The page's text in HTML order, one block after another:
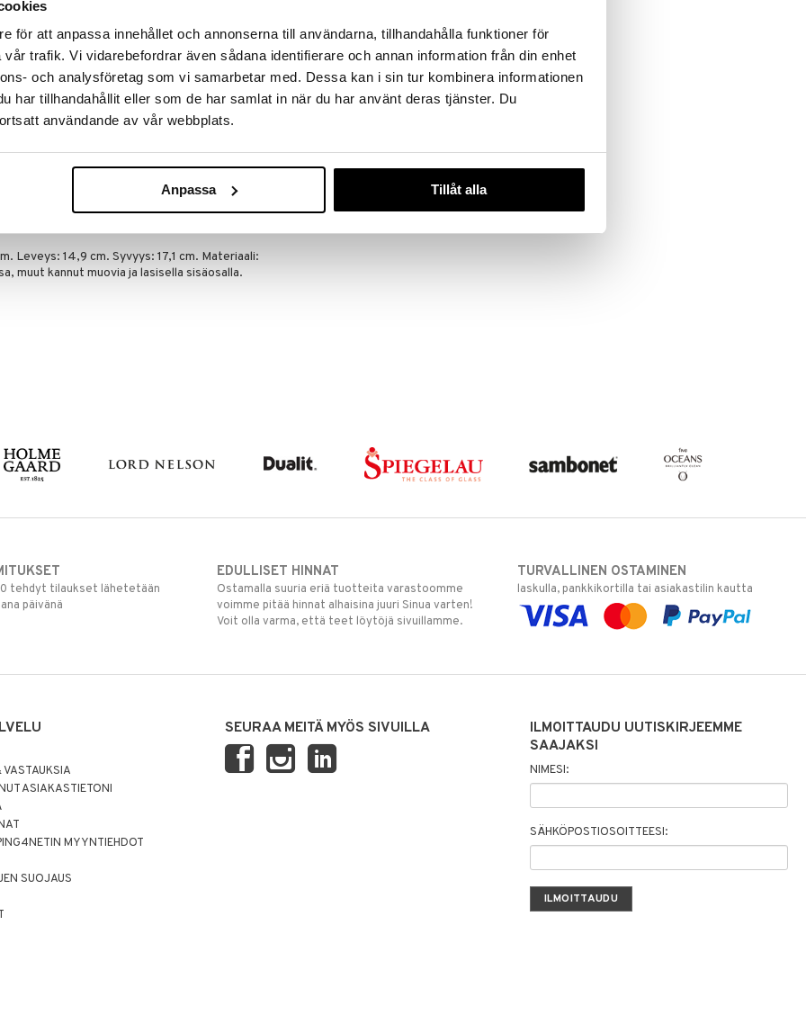
för att anpassa innehållet och annonserna till användarna, tillhandahålla funktioner för
trafik. Vi vidarebefordrar även sådana identifierare och annan information från din enhet
och analysföretag som vi samarbetar med. Dessa kan i sin tur kombinera informationen
har tillhandahållit eller som de har samlat in när du har använt deras tjänster. Du
användande av vår webbplats.
Anpassa Tillåt alla
on nyt saatavana elegantin himmeänharmaana,
tyyliin. Kätevä korkki avautuu nappia
lämpimänä, koska sinun ei tarvitse avata korkkia
joutumasta kannuun sisälle. Hyvä lahjaidea
Grand Cru -termoskannu on luksusversio
Siinä on kätevä painalluksella avautuva
ja niitä on myynnissä vain rajallinen määrä.
Leveys: 14,9 cm. Syvyys: 17,1 cm. Materiaali:
muut kannut muovia ja lasisella sisäosalla.
STELTON
206 € ( 302,99 €
tehdyt tilaukset lähetetään
päivänä
EDULLISET HINNAT
Ostamalla suuria eriä tuotteita varastoomme
voimme pitää hinnat alhaisina juuri Sinua varten!
Voit olla varma, että teet löytöjä sivuillamme.
TURVALLINEN OSTAMINEN
laskulla, pankkikortilla tai asiakastilin kautta
ASIAKASTIETONI
MYYNTIEHDOT
SUOJAUS
SEURAA MEITÄ MYÖS SIVUILLA
ILMOITTAUDU UUTISKIRJEEMME
SAAJAKSI
NIMESI:
SÄHKÖPOSTIOSOITTEESI: